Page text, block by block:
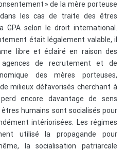
» de la mère porteuse
les cas de traite des êtres
GPA selon le droit international.
était légalement valable, il
libre et éclairé en raison des
de recrutement et de
des mères porteuses,
milieux défavorisés cherchant à
encore davantage de sens
êtres humains sont socialisés pour
intériorisées. Les régimes
utilisé la propagande pour
la socialisation patriarcale